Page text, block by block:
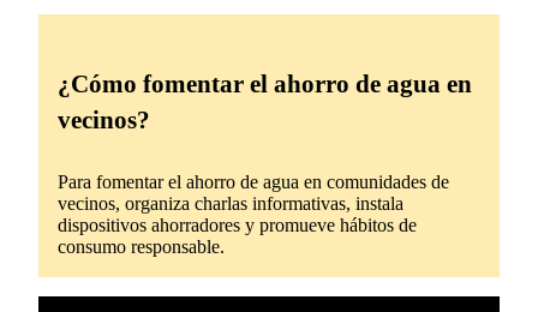
¿Cómo fomentar el ahorro de agua en
vecinos?
Para fomentar el ahorro de agua en comunidades de
vecinos, organiza charlas informativas, instala
dispositivos ahorradores y promueve hábitos de
consumo responsable.